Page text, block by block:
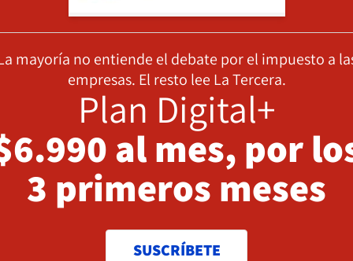
mayoría no entiende el debate por el impuesto a
empresas. El resto lee La Tercera.
Plan Digital+
al mes, por
3 primeros meses
SUSCRÍBETE